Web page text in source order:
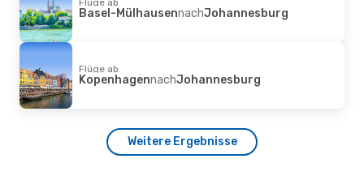
Basel-MülhausennachJohannesburg
Flüge ab
KopenhagennachJohannesburg
Weitere Ergebnisse